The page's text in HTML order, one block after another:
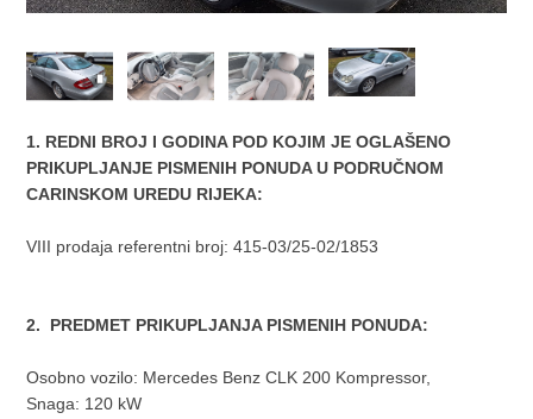
1. REDNI BROJ I GODINA POD KOJIM JE OGLAŠENO
PRIKUPLJANJE PISMENIH PONUDA U PODRUČNOM
CARINSKOM UREDU RIJEKA:
VIII prodaja referentni broj: 415-03/25-02/1853
2. PREDMET PRIKUPLJANJA PISMENIH PONUDA:
Osobno vozilo: Mercedes Benz CLK 200 Kompressor,
Snaga: 120 kW